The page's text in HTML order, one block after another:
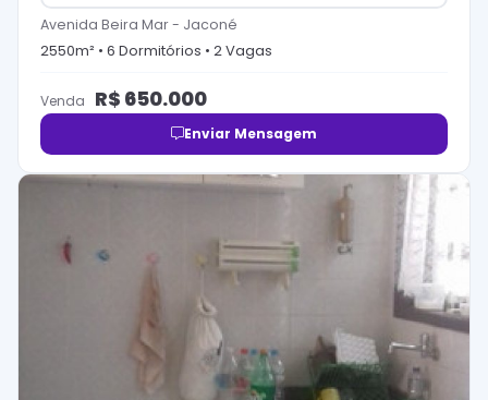
Avenida Beira Mar- Jaconé
2550m² • 6 Dormitórios • 2Vagas
Venda R$ 650.000
Enviar Mensagem